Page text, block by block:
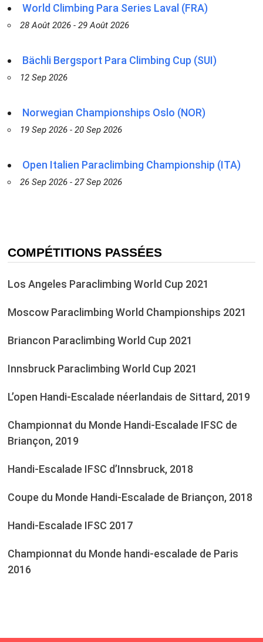
World Climbing Para Series Laval (FRA)
28 Août 2026 - 29 Août 2026
Bächli Bergsport Para Climbing Cup (SUI)
12 Sep 2026
Norwegian Championships Oslo (NOR)
19 Sep 2026 - 20 Sep 2026
Open Italien Paraclimbing Championship (ITA)
26 Sep 2026 - 27 Sep 2026
COMPÉTITIONS PASSÉES
Los Angeles Paraclimbing World Cup 2021
Moscow Paraclimbing World Championships 2021
Briancon Paraclimbing World Cup 2021
Innsbruck Paraclimbing World Cup 2021
L’open Handi-Escalade néerlandais de Sittard, 2019
Championnat du Monde Handi-Escalade IFSC de
Briançon, 2019
Handi-Escalade IFSC d’Innsbruck, 2018
Coupe du Monde Handi-Escalade de Briançon, 2018
Handi-Escalade IFSC 2017
Championnat du Monde handi-escalade de Paris
2016